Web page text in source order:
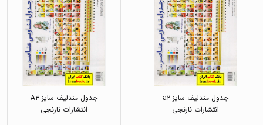
جدول مندلیف سایز a۲
انتشارات نارنجی
جدول مندلیف سایز A۳
انتشارات نارنجی